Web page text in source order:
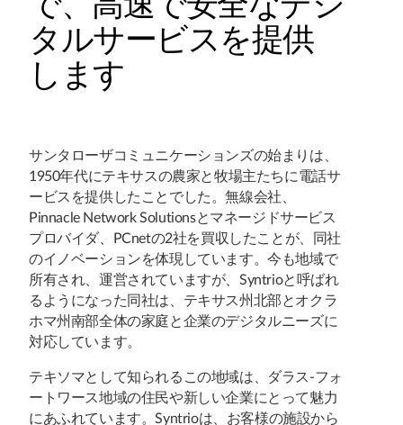
タルサービスを提供
します
サンタローザコミュニケーションズの始まりは、
1950年代にテキサスの農家と牧場主たちに電話サ
ービスを提供したことでした。無線会社、
Pinnacle Network Solutionsとマネージドサービス
プロバイダ、PCnetの2社を買収したことが、同社
のイノベーションを体現しています。今も地域で
所有され、運営されていますが、Syntrioと呼ばれ
るようになった同社は、テキサス州北部とオクラ
ホマ州南部全体の家庭と企業のデジタルニーズに
対応しています。
テキソマとして知られるこの地域は、ダラス-フォ
ートワース地域の住民や新しい企業にとって魅力
にあふれています。Syntrioは、お客様の施設から